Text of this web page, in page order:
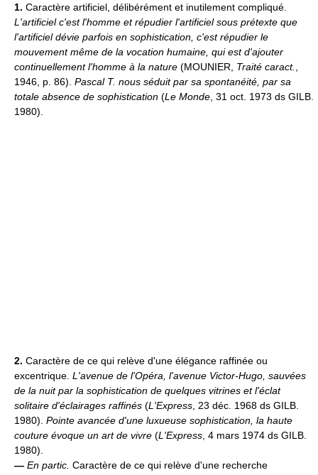
1. Caractère artificiel, délibérément et inutilement compliqué.
L'artificiel c'est l'homme et répudier l'artificiel sous prétexte que
l'artificiel dévie parfois en sophistication, c'est répudier le
mouvement même de la vocation humaine, qui est d'ajouter
continuellement l'homme à la nature (MOUNIER, Traité caract.
1946, p. 86). Pascal T. nous séduit par sa spontanéité, par sa
totale absence de sophistication (Le Monde , 31 oct. 1973 ds GILB.
1980).
2. Caractère de ce qui relève d'une élégance raffinée ou
excentrique. L'avenue de l'Opéra, l'avenue Victor-Hugo, sauvées
de la nuit par la sophistication de quelques vitrines et l'éclat
solitaire d'éclairages raffinés (L'Express , 23 déc. 1968 ds GILB.
1980). Pointe avancée d'une luxueuse sophistication, la haute
couture évoque un art de vivre (L'Express , 4 mars 1974 ds GILB.
1980).
— En partic. Caractère de ce qui relève d'une recherche